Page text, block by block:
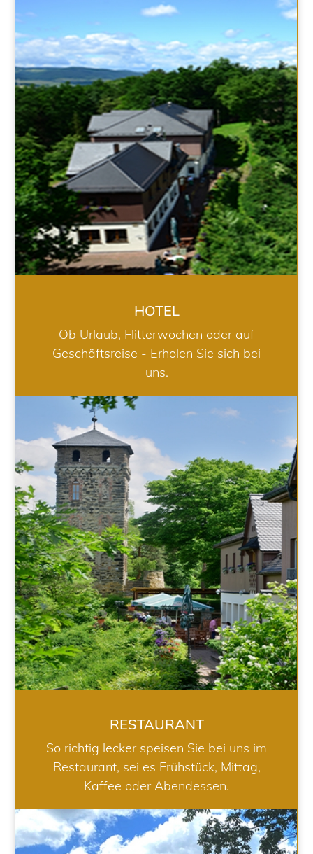
HOTEL
HOTEL
Ob Urlaub, Flitterwochen oder auf
Geschäftsreise - Erholen Sie sich bei
uns.
RESTAURANT
RESTAURANT
So richtig lecker speisen Sie bei uns im
Restaurant, sei es Frühstück, Mittag,
Kaffee oder Abendessen.